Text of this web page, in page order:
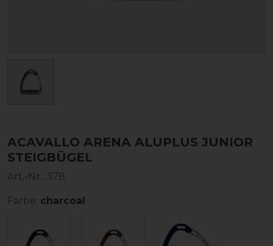
ACAVALLO ARENA ALUPLUS JUNIOR
STEIGBÜGEL
Art.-Nr.: 378
Farbe: charcoal